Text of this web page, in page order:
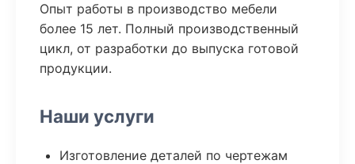
Опыт работы в производство мебели
более 15 лет. Полный производственный
цикл, от разработки до выпуска готовой
продукции.
Наши услуги
Изготовление деталей по чертежам